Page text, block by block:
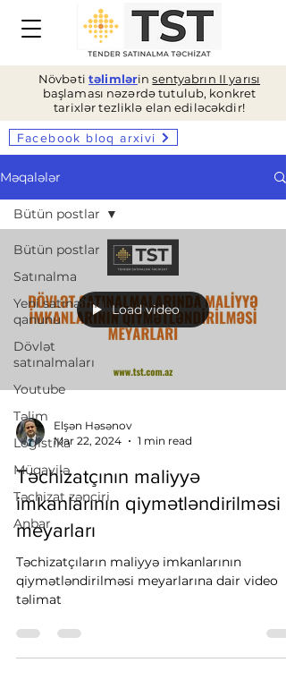
Növbəti təlimlərinsentyabrın II yarısı
başlaması nəzərdə tutulub, konkret
tarixlər tezliklə elan ediləcəkdir!
Facebook bloq arxivi
Məqalələr
Bütün postlar
Satınalma
Yeni satınalma
qanunu
Dövlət
satınalmaları
Youtube
Təlim
Logistika
Müqavilə
Təchizat zənciri
Anbar
Bütün postlar
Load video
Elşən Həsənov
Mar 22, 2024
1 min read
Təchizatçının maliyyə
imkanlarının qiymətləndirilməsi
meyarları
Təchizatçıların maliyyə imkanlarının
qiymətləndirilməsi meyarlarına dair video
təlimat